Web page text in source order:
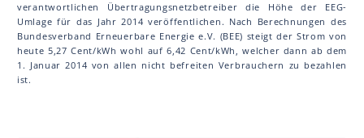
verantwortlichen Übertragungsnetzbetreiber die Höhe der EEG-
Umlage für das Jahr 2014 veröffentlichen. Nach Berechnungen des
Bundesverband Erneuerbare Energie e.V. (BEE) steigt der Strom von
heute 5,27 Cent/kWh wohl auf 6,42 Cent/kWh, welcher dann ab dem
1. Januar 2014 von allen nicht befreiten Verbrauchern zu bezahlen
ist.